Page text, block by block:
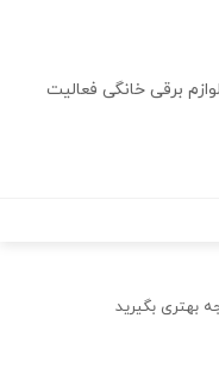
برقی خانگی فعالیت
بهتری بگیرید